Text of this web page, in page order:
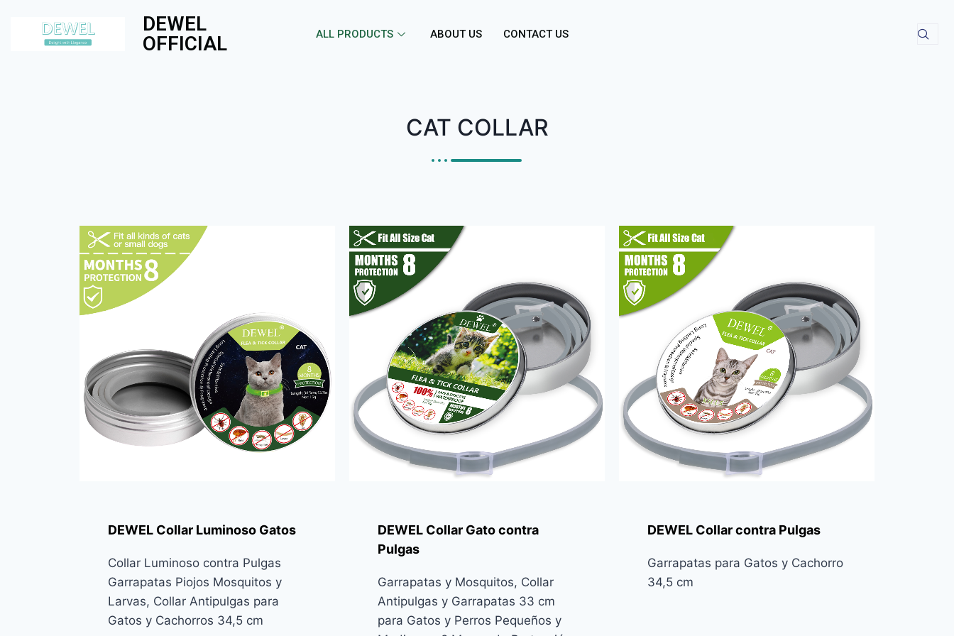
DEWEL
OFFICIAL
ALL PRODUCTS ABOUT US CONTACT US
CAT COLLAR
DEWEL Collar Luminoso Gatos
Collar Luminoso contra Pulgas
Garrapatas Piojos Mosquitos y
Larvas, Collar Antipulgas para
Gatos y Cachorros 34,5 cm
DEWEL Collar Gato contra
Pulgas
Garrapatas y Mosquitos, Collar
Antipulgas y Garrapatas 33 cm
para Gatos y Perros Pequeños y
DEWEL Collar contra Pulgas
Garrapatas para Gatos y Cachorro
34,5 cm